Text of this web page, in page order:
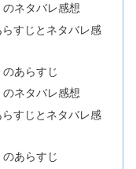
ネタバレ感想
すじとネタバレ感
あらすじ
ネタバレ感想
すじとネタバレ感
あらすじ